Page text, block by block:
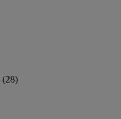
(28)